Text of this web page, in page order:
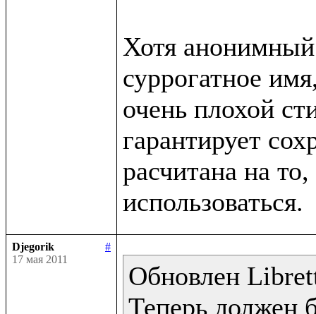
Хотя анонимный
суррогатное
очень плохой
гарантирует
расчитана на
Djegorik
#
17 мая 2011
Обновлен
Теперь должен